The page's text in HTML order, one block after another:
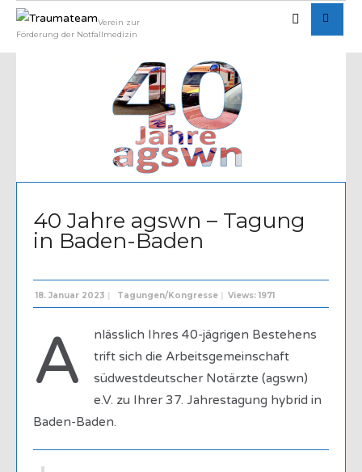
Verein zur
Förderung der Notfallmedizin
40 Jahre agswn – Tagung
in Baden-Baden
18. Januar 2023 Tagungen/Kongresse Views: 1971
A
nlässlich Ihres 40-jägrigen Bestehens
trift sich die Arbeitsgemeinschaft
südwestdeutscher Notärzte (agswn)
e.V. zu Ihrer 37. Jahrestagung hybrid in
Baden-Baden.